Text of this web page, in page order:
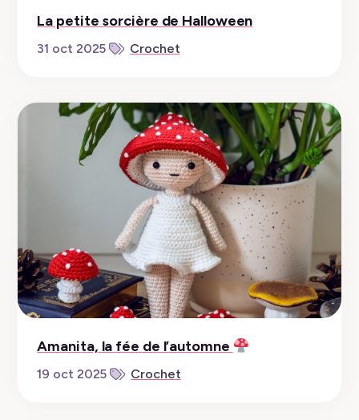
La petite sorcière de Halloween
31 oct 2025 Crochet
Amanita, la fée de l’automne
19 oct 2025 Crochet